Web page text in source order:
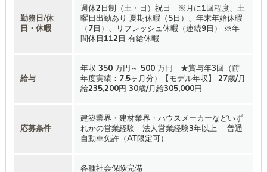
勤務日/休
日・休暇
週休2日制（土・日）祝日 ※月に1回程度、土
曜日出勤あり 夏期休暇（5日）、年末年始休暇
（7日）、リフレッシュ休暇（連続9日） ※年
間休日112日 有給休暇
給与
年収 350 万円～ 500 万円 ★賞与年3回（前
年度実績：7.5ヶ月分）【モデル年収】 27歳/月
給235,200円 30歳/月給305,000円
応募条件
建築業界・建材業界・ハウスメーカーなどいず
れかの営業経験 法人営業経験3年以上 普通
自動車免許（AT限定可）
各種社会保険完備